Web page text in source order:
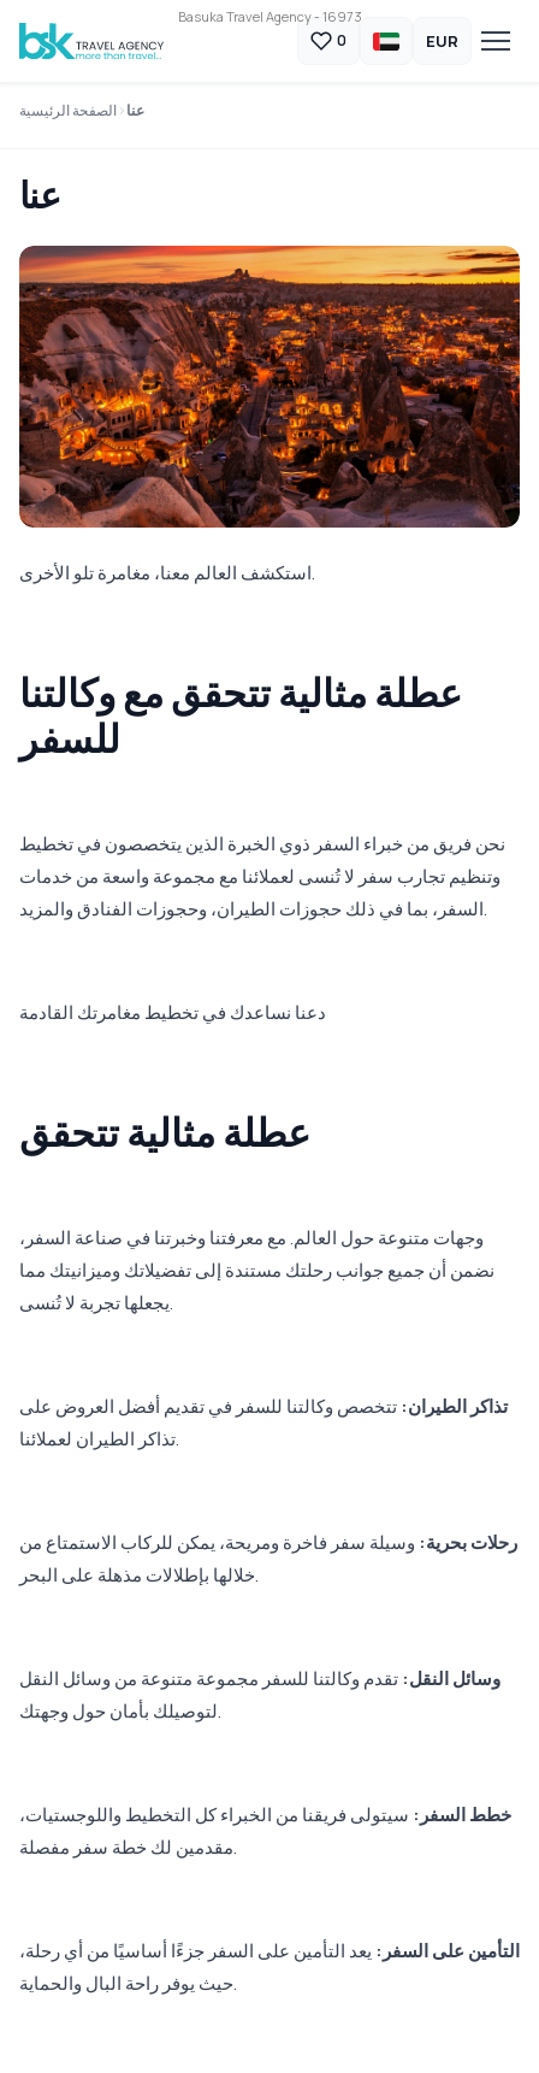
Basuka Travel Agency - 16973
0 EUR
الصفحة الرئيسية عنا
عنا
استكشف العالم معنا، مغامرة تلو الأخرى.
عطلة مثالية تتحقق مع وكالتنا
للسفر
نحن فريق من خبراء السفر ذوي الخبرة الذين يتخصصون في تخطيط
وتنظيم تجارب سفر لا تُنسى لعملائنا مع مجموعة واسعة من خدمات
السفر، بما في ذلك حجوزات الطيران، وحجوزات الفنادق والمزيد.
دعنا نساعدك في تخطيط مغامرتك القادمة
عطلة مثالية تتحقق
وجهات متنوعة حول العالم. مع معرفتنا وخبرتنا في صناعة السفر،
نضمن أن جميع جوانب رحلتك مستندة إلى تفضيلاتك وميزانيتك مما
يجعلها تجربة لا تُنسى.
تذاكر الطيران: تتخصص وكالتنا للسفر في تقديم أفضل العروض على
تذاكر الطيران لعملائنا.
رحلات بحرية: وسيلة سفر فاخرة ومريحة، يمكن للركاب الاستمتاع من
خلالها بإطلالات مذهلة على البحر.
وسائل النقل: تقدم وكالتنا للسفر مجموعة متنوعة من وسائل النقل
لتوصيلك بأمان حول وجهتك.
خطط السفر: سيتولى فريقنا من الخبراء كل التخطيط واللوجستيات،
مقدمين لك خطة سفر مفصلة.
التأمين على السفر: يعد التأمين على السفر جزءًا أساسيًا من أي رحلة،
حيث يوفر راحة البال والحماية.